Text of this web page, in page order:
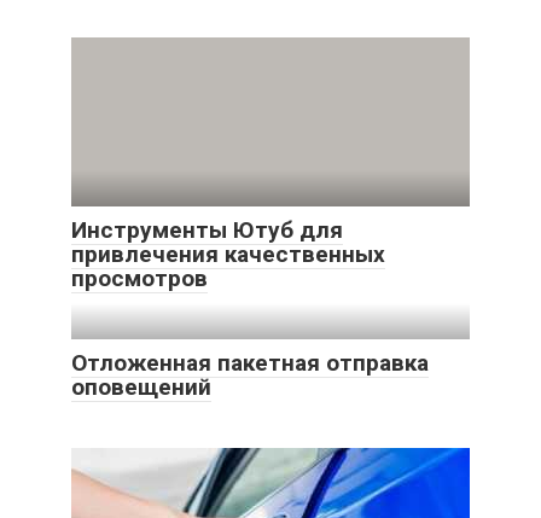
Инструменты Ютуб для
привлечения качественных
просмотров
Отложенная пакетная отправка
оповещений